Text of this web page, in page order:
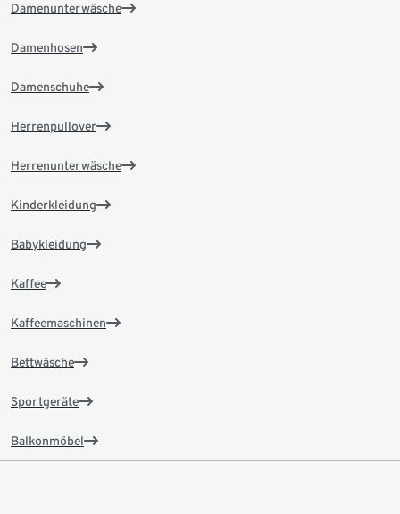
Damenunterwäsche
Damenhosen
Damenschuhe
Herrenpullover
Herrenunterwäsche
Kinderkleidung
Babykleidung
Kaffee
Kaffeemaschinen
Bettwäsche
Sportgeräte
Balkonmöbel